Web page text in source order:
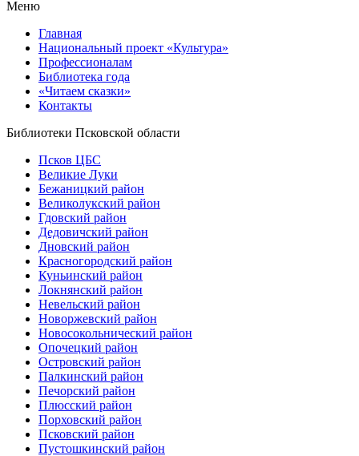
Меню
Главная
Национальный проект «Культура»
Профессионалам
Библиотека года
«Читаем сказки»
Контакты
Библиотеки Псковской области
Псков ЦБС
Великие Луки
Бежаницкий район
Великолукский район
Гдовский район
Дедовичский район
Дновский район
Красногородский район
Куньинский район
Локнянский район
Невельский район
Новоржевский район
Новосокольнический район
Опочецкий район
Островский район
Палкинский район
Печорский район
Плюсский район
Порховский район
Псковский район
Пустошкинский район